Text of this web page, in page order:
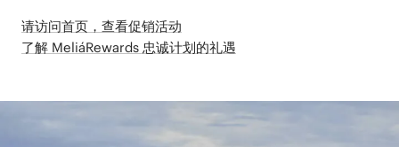
请访问首页，查看促销活动
了解 MeliáRewards 忠诚计划的礼遇